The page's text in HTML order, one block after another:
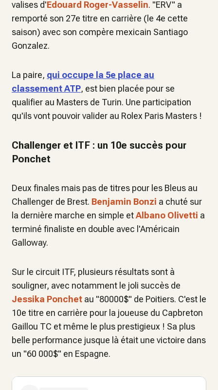
valises d'Edouard Roger-Vasselin. "ERV" a
remporté son 27e titre en carrière (le 4e cette
saison) avec son compère mexicain Santiago
Gonzalez.
La paire, qui occupe la 5e place au
classement ATP, est bien placée pour se
qualifier au Masters de Turin. Une participation
qu'ils vont pouvoir valider au Rolex Paris Masters !
Challenger et ITF : un 10e succès pour
Ponchet
Deux finales mais pas de titres pour les Bleus au
Challenger de Brest. Benjamin Bonzi a chuté sur
la dernière marche en simple etAlbano Olivetti a
terminé finaliste en double avec l'Américain
Galloway.
Sur le circuit ITF, plusieurs résultats sont à
souligner, avec notamment le joli succès de
Jessika Ponchet au "80000$" de Poitiers. C'est le
10e titre en carrière pour la joueuse du Capbreton
Gaillou TC et même le plus prestigieux ! Sa plus
belle performance jusque là était une victoire dans
un "60 000$" en Espagne.